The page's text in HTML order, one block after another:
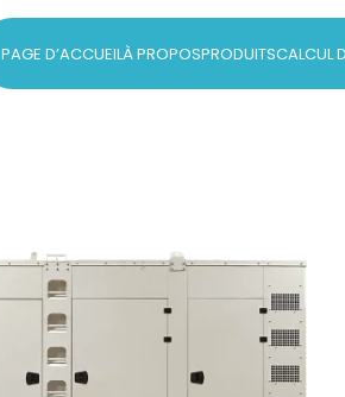
PAGE D’ACCUEILÀ PROPOSPRODUITSCALCUL